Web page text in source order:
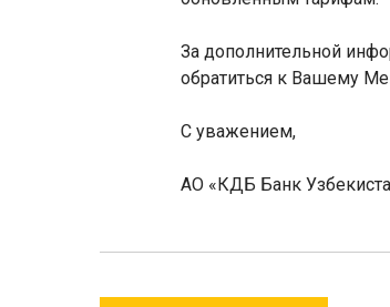
За дополнительной
обратиться к Вашему
С уважением,
АО «КДБ Банк